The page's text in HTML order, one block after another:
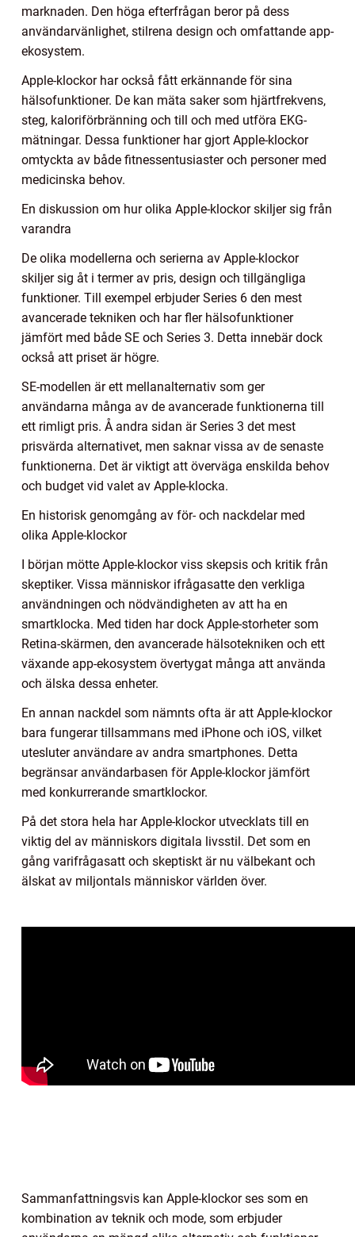
marknaden. Den höga efterfrågan beror på dess
användarvänlighet, stilrena design och omfattande app-
ekosystem.
Apple-klockor har också fått erkännande för sina
hälsofunktioner. De kan mäta saker som hjärtfrekvens,
steg, kaloriförbränning och till och med utföra EKG-
mätningar. Dessa funktioner har gjort Apple-klockor
omtyckta av både fitnessentusiaster och personer med
medicinska behov.
En diskussion om hur olika Apple-klockor skiljer sig från
varandra
De olika modellerna och serierna av Apple-klockor
skiljer sig åt i termer av pris, design och tillgängliga
funktioner. Till exempel erbjuder Series 6 den mest
avancerade tekniken och har fler hälsofunktioner
jämfört med både SE och Series 3. Detta innebär dock
också att priset är högre.
SE-modellen är ett mellanalternativ som ger
användarna många av de avancerade funktionerna till
ett rimligt pris. Å andra sidan är Series 3 det mest
prisvärda alternativet, men saknar vissa av de senaste
funktionerna. Det är viktigt att överväga enskilda behov
och budget vid valet av Apple-klocka.
En historisk genomgång av för- och nackdelar med
olika Apple-klockor
I början mötte Apple-klockor viss skepsis och kritik från
skeptiker. Vissa människor ifrågasatte den verkliga
användningen och nödvändigheten av att ha en
smartklocka. Med tiden har dock Apple-storheter som
Retina-skärmen, den avancerade hälsotekniken och ett
växande app-ekosystem övertygat många att använda
och älska dessa enheter.
En annan nackdel som nämnts ofta är att Apple-klockor
bara fungerar tillsammans med iPhone och iOS, vilket
utesluter användare av andra smartphones. Detta
begränsar användarbasen för Apple-klockor jämfört
med konkurrerande smartklockor.
På det stora hela har Apple-klockor utvecklats till en
viktig del av människors digitala livsstil. Det som en
gång varifrågasatt och skeptiskt är nu välbekant och
älskat av miljontals människor världen över.
Sammanfattningsvis kan Apple-klockor ses som en
kombination av teknik och mode, som erbjuder